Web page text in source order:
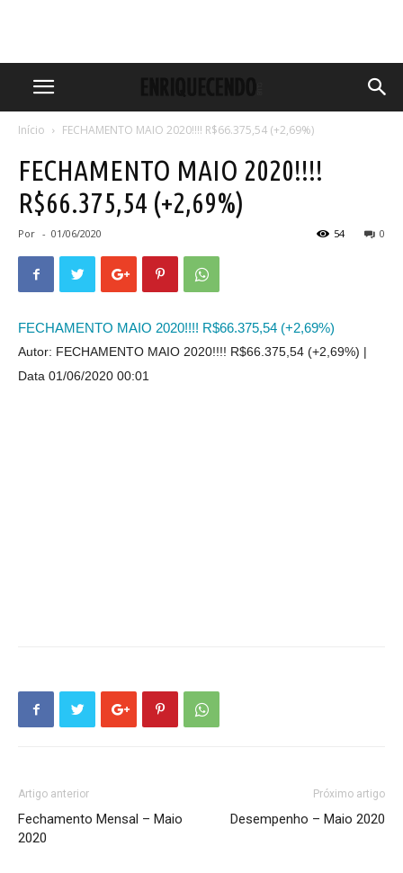
Início FECHAMENTO MAIO 2020!!!! R$66.375,54 (+2,69%)
FECHAMENTO MAIO 2020!!!!
R$66.375,54 (+2,69%)
Por - 01/06/2020 0
54
FECHAMENTO MAIO 2020!!!! R$66.375,54 (+2,69%)
Autor: FECHAMENTO MAIO 2020!!!! R$66.375,54 (+2,69%)
Data 01/06/2020 00:01
Artigo anterior
Fechamento Mensal – Maio
2020
Próximo artigo
Desempenho – Maio 2020